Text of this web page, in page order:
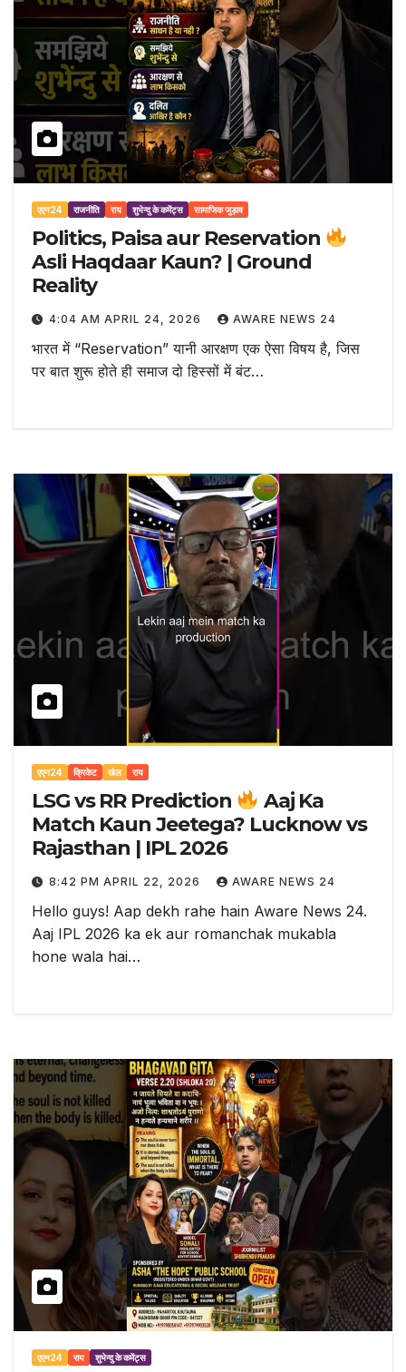
एएन24 राजनीति राय शुभेन्दु के कमेंट्स सामाजिक जुड़ाव
Politics, Paisa aur Reservation
Asli Haqdaar Kaun? | Ground
Reality
4:04 AM APRIL 24, 2026 AWARE NEWS 24
भारत में “Reservation” यानी आरक्षण एक ऐसा विषय है, जिस
पर बात शुरू होते ही समाज दो हिस्सों में बंट…
एएन24 क्रिकेट खेल राय
LSG vs RR Prediction
Aaj Ka
Match Kaun Jeetega? Lucknow vs
Rajasthan | IPL 2026
8:42 PM APRIL 22, 2026 AWARE NEWS 24
Hello guys! Aap dekh rahe hain Aware News 24.
Aaj IPL 2026 ka ek aur romanchak mukabla
hone wala hai…
एएन24 राय शुभेन्दु के कमेंट्स